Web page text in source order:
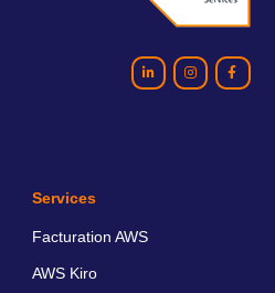
Services
Facturation AWS
AWS Kiro